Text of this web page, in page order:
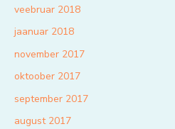
veebruar 2018
jaanuar 2018
november 2017
oktoober 2017
september 2017
august 2017